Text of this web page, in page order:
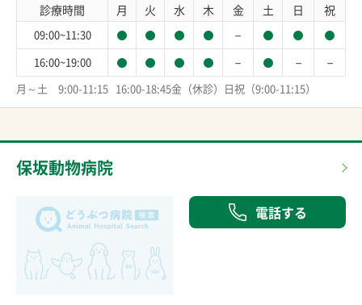
診療時間 月 火 水 木 金 土 日 祝
09:00~11:30 －
16:00~19:00 － － －
月～土　9:00-11:15   16:00-18:45金（休診）日祝（9:00-11:15）
保坂動物病院
電話する